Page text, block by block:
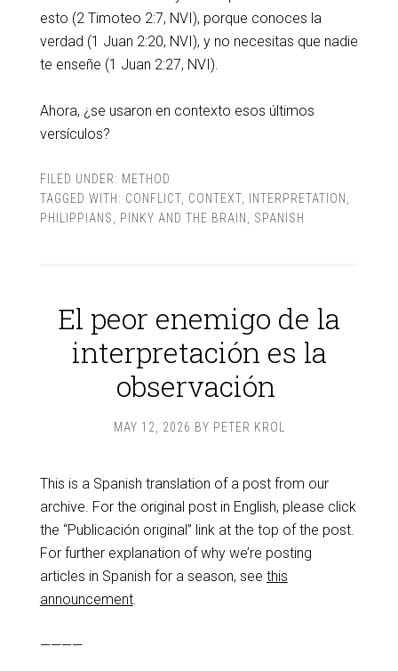
esto (2 Timoteo 2:7, NVI), porque conoces la
verdad (1 Juan 2:20, NVI), y no necesitas que nadie
te enseñe (1 Juan 2:27, NVI).
Ahora, ¿se usaron en contexto esos últimos
versículos?
FILED UNDER: METHOD
TAGGED WITH: CONFLICT, CONTEXT, INTERPRETATION
PHILIPPIANS
PINKY AND THE BRAIN SPANISH
El peor enemigo de la
interpretación es la
observación
MAY 12, 2026 BY PETER KROL
This is a Spanish translation of a post from our
archive. For the original post in English, please click
the “Publicación original” link at the top of the post.
For further explanation of why we’re posting
articles in Spanish for a season, see this
announcement.
————